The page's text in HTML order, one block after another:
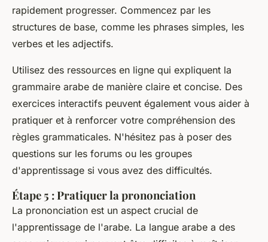
rapidement progresser. Commencez par les
structures de base, comme les phrases simples, les
verbes et les adjectifs.
Utilisez des ressources en ligne qui expliquent la
grammaire arabe de manière claire et concise. Des
exercices interactifs peuvent également vous aider à
pratiquer et à renforcer votre compréhension des
règles grammaticales. N'hésitez pas à poser des
questions sur les forums ou les groupes
d'apprentissage si vous avez des difficultés.
Étape 5 : Pratiquer la prononciation
La prononciation est un aspect crucial de
l'apprentissage de l'arabe. La langue arabe a des